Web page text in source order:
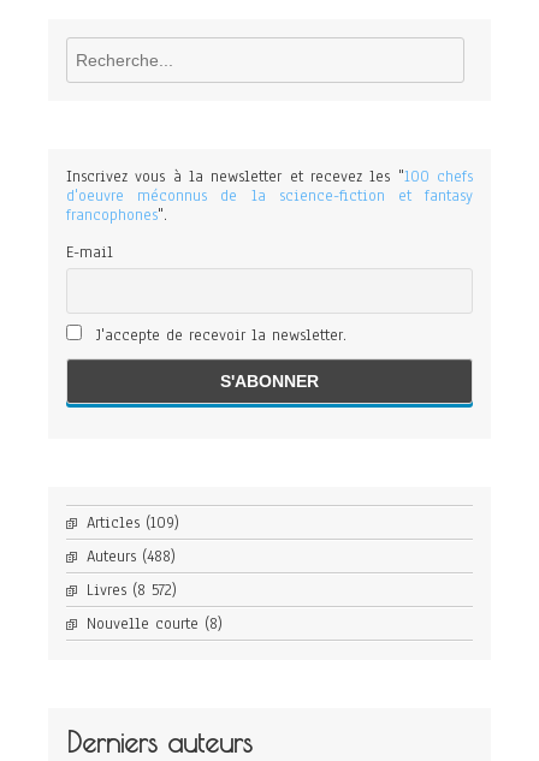
Rechercher
Inscrivez vous à la newsletter et recevez les "100 chefs
d'oeuvre méconnus de la science-fiction et fantasy
francophones".
E-mail
J'accepte de recevoir la newsletter.
Articles (109)
Auteurs (488)
Livres (8 572)
Nouvelle courte (8)
Derniers auteurs